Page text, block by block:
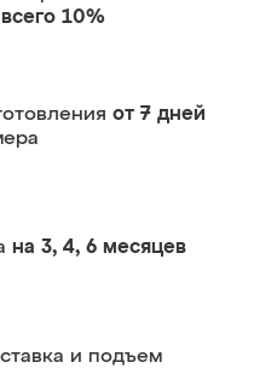
всего 10%
от 7 дней
на 3, 4, 6 месяцев
и подъем